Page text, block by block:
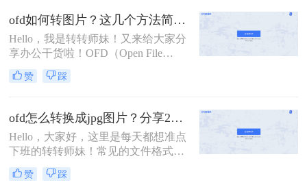
应各种需求和应用场景。在本文中，
我们将为您介绍如何将ofd格式转化成
jpg格式，让您轻松应对各种文件转换
需求。
ofd如何转图片？这几个方法简单又实用！
Hello，我是转转师妹！又来给大家分
享办公干货啦！OFD（Open File
Description）是一种电子文件格式，
广泛应用于中国的电子文档领域。然
成图片格式，以便在其他软件或设备
上查看和编辑。那么ofd如何转图片
呢？本文将介绍三种将OFD文件转换
成图片格式的方法，帮助您轻松实现
格式转换。
赞 踩
ofd怎么转换成jpg图片？分享2个实用方法！简单方便！
Hello，大家好，这里是每天都想准点
下班的转转师妹！常见的文件格式例
如doc、docx、ppt等，使用软件打开
就能进行浏览编辑。但是像OFD文件
赞 踩